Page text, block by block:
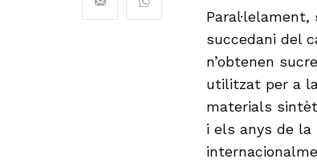
succedani del
n’obtenen
utilitzat per a
materials
i els anys de